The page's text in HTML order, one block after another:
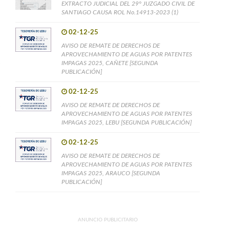
EXTRACTO JUDICIAL DEL 29° JUZGADO CIVIL DE
SANTIAGO CAUSA ROL No.14913-2023 (1)
02-12-25
AVISO DE REMATE DE DERECHOS DE
APROVECHAMIENTO DE AGUAS POR PATENTES
IMPAGAS 2025, CAÑETE [SEGUNDA
PUBLICACIÓN]
02-12-25
AVISO DE REMATE DE DERECHOS DE
APROVECHAMIENTO DE AGUAS POR PATENTES
IMPAGAS 2025, LEBU [SEGUNDA PUBLICACIÓN]
02-12-25
AVISO DE REMATE DE DERECHOS DE
APROVECHAMIENTO DE AGUAS POR PATENTES
IMPAGAS 2025, ARAUCO [SEGUNDA
PUBLICACIÓN]
ANUNCIO PUBLICITARIO